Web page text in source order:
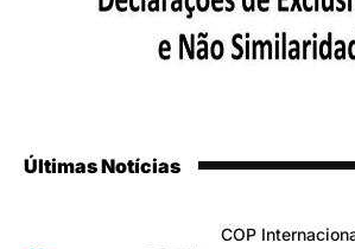
Últimas Notícias
COP